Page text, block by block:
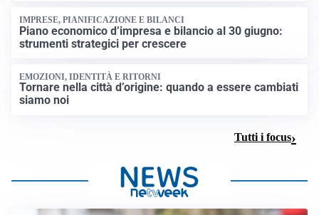
IMPRESE, PIANIFICAZIONE E BILANCI
Piano economico d’impresa e bilancio al 30 giugno:
strumenti strategici per crescere
EMOZIONI, IDENTITÀ E RITORNI
Tornare nella città d’origine: quando a essere cambiati
siamo noi
Tutti i focus